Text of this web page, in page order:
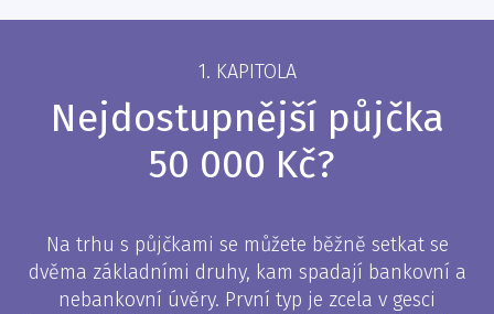
1. KAPITOLA
Nejdostupnější půjčka
50 000 Kč?
Na trhu s půjčkami se můžete běžně setkat se
dvěma základními druhy, kam spadají bankovní a
nebankovní úvěry. První typ je zcela v gesci